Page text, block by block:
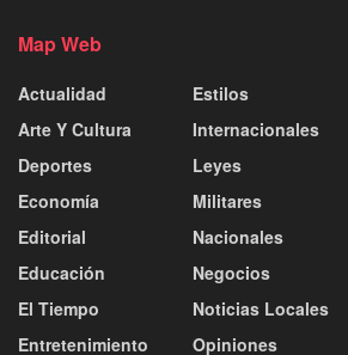
Map Web
Actualidad
Arte Y Cultura
Deportes
Economía
Editorial
Educación
El Tiempo
Entretenimiento
Estilos
Internacionales
Leyes
Militares
Nacionales
Negocios
Noticias Locales
Opiniones